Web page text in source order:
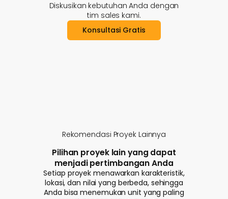
Diskusikan kebutuhan Anda dengan
tim sales kami.
Konsultasi Gratis
Rekomendasi Proyek Lainnya
Pilihan proyek lain yang dapat
menjadi pertimbangan Anda
Setiap proyek menawarkan karakteristik,
lokasi, dan nilai yang berbeda, sehingga
Anda bisa menemukan unit yang paling